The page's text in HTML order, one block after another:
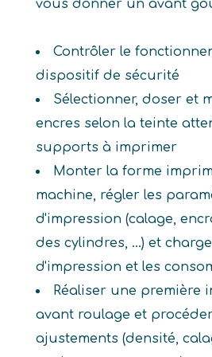
vous donner un avant
Contrôler le
dispositif de sécurité
Sélectionner, doser et
encres selon la teinte
supports à imprimer
Monter la forme
machine, régler les
d'impression (calage,
des cylindres, ...) et
d'impression et les
Réaliser une première
avant roulage et
ajustements (densité,